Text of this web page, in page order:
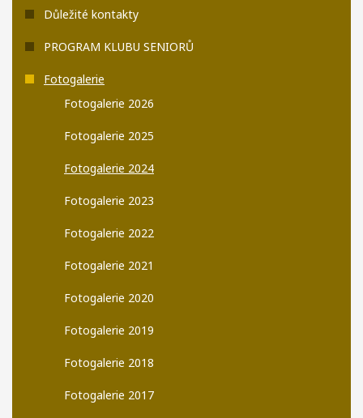
Důležité kontakty
PROGRAM KLUBU SENIORŮ
Fotogalerie
Fotogalerie 2026
Fotogalerie 2025
Fotogalerie 2024
Fotogalerie 2023
Fotogalerie 2022
Fotogalerie 2021
Fotogalerie 2020
Fotogalerie 2019
Fotogalerie 2018
Fotogalerie 2017